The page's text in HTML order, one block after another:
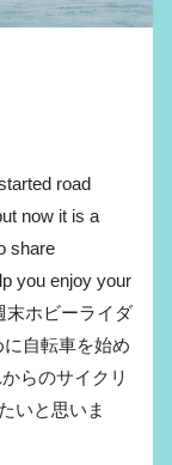
road
now it is a
share
you enjoy your
末ホビーライダ
自転車を始め
らのサイクリ
いと思いま